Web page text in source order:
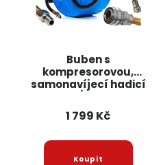
Buben s
kompresorovou,
samonavíjecí hadicí
KRAFT&DELE
1 799 Kč